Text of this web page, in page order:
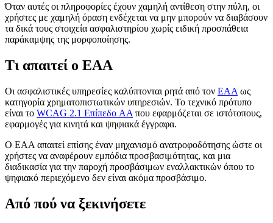
Όταν αυτές οι πληροφορίες έχουν χαμηλή αντίθεση στην πύλη, οι
χρήστες με χαμηλή όραση ενδέχεται να μην μπορούν να διαβάσουν
τα δικά τους στοιχεία ασφαλιστηρίου χωρίς ειδική προσπάθεια
παράκαμψης της μορφοποίησης.
Τι απαιτεί ο EAA
Οι ασφαλιστικές υπηρεσίες καλύπτονται ρητά από τον EAA ως
κατηγορία χρηματοπιστωτικών υπηρεσιών. Το τεχνικό πρότυπο
είναι το WCAG 2.1 Επίπεδο AA που εφαρμόζεται σε ιστότοπους,
εφαρμογές για κινητά και ψηφιακά έγγραφα.
Ο EAA απαιτεί επίσης έναν μηχανισμό ανατροφοδότησης ώστε οι
χρήστες να αναφέρουν εμπόδια προσβασιμότητας, και μια
διαδικασία για την παροχή προσβάσιμων εναλλακτικών όπου το
ψηφιακό περιεχόμενο δεν είναι ακόμα προσβάσιμο.
Από πού να ξεκινήσετε